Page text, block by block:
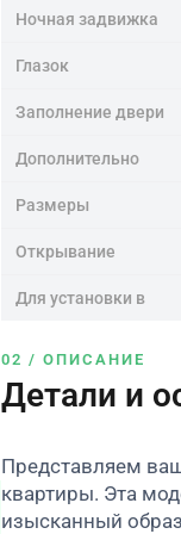
Ночная задвижка
Глазок
Заполнение двери
Дополнительно
Размеры
Открывание
Для установки в
02 / ОПИСАНИЕ
Детали и
Представляем
квартиры. Эта
изысканный